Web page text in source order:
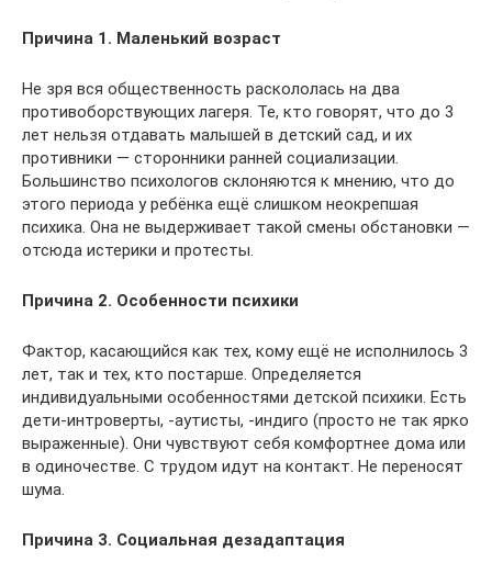
Причина 1. Маленький возраст
Не зря вся общественность раскололась на два
противоборствующих лагеря. Те, кто говорят, что до 3
лет нельзя отдавать малышей в детский сад, и их
противники — сторонники ранней социализации.
Большинство психологов склоняются к мнению, что до
этого периода у ребёнка ещё слишком неокрепшая
психика. Она не выдерживает такой смены обстановки —
отсюда истерики и протесты.
Причина 2. Особенности психики
Фактор, касающийся как тех, кому ещё не исполнилось 3
лет, так и тех, кто постарше. Определяется
индивидуальными особенностями детской психики. Есть
дети-интроверты, -аутисты, -индиго (просто не так ярко
выраженные). Они чувствуют себя комфортнее дома или
в одиночестве. С трудом идут на контакт. Не переносят
шума.
Причина 3. Социальная дезадаптация